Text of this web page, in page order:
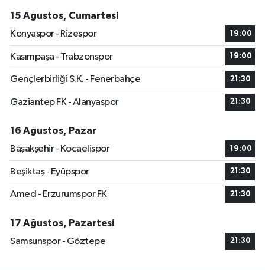
15 Ağustos, Cumartesi
Konyaspor - Rizespor
19:00
Kasımpaşa - Trabzonspor 19:00
Gençlerbirliği S.K. - Fenerbahçe 21:30
Gaziantep FK - Alanyaspor 21:30
16 Ağustos, Pazar
Başakşehir - Kocaelispor
19:00
Beşiktaş - Eyüpspor 21:30
Amed - Erzurumspor FK 21:30
17 Ağustos, Pazartesi
Samsunspor - Göztepe
21:30